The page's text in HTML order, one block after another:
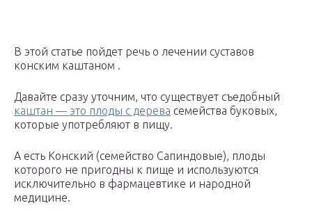
В этой статье пойдет речь о лечении суставов
конским каштаном .
Давайте сразу уточним, что существует съедобный
каштан — это плоды с дерева семейства буковых,
которые употребляют в пищу.
А есть Конский (семейство Сапиндовые), плоды
которого не пригодны к пище и используются
исключительно в фармацевтике и народной
медицине.